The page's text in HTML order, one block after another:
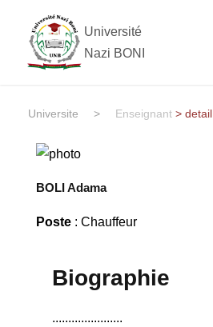
Université
Nazi BONI
Universite > Enseignant > detail
BOLI Adama
Poste: Chauffeur
Biographie
......................